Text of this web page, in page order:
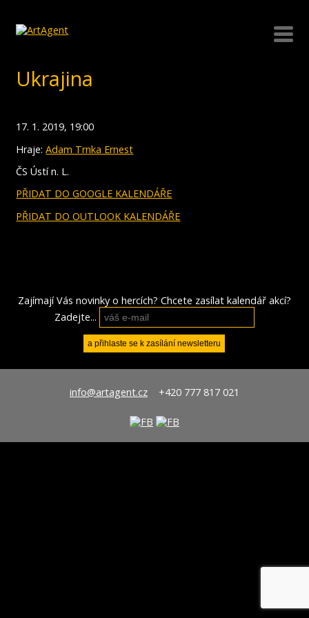
Ukrajina
17. 1. 2019, 19:00
Hraje:Adam Trnka Ernest
ČS Ústí n. L.
PŘIDAT DO GOOGLE KALENDÁŘE
PŘIDAT DO OUTLOOK KALENDÁŘE
Zajímají Vás novinky o hercích? Chcete zasílat kalendář akcí?
Zadejte...
info@artagent.cz+420 777 817 021